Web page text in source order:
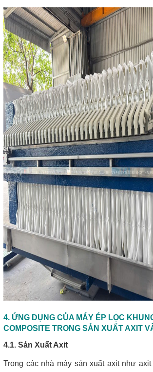
4. ỨNG DỤNG CỦA MÁY ÉP LỌC
COMPOSITE TRONG SẢN XUẤT AXIT
4.1. Sản Xuất Axit
Trong các nhà máy sản xuất axit như